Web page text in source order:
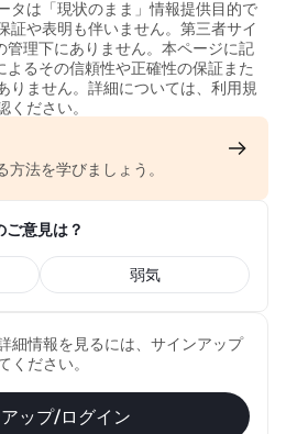
タは「現状のまま」情報提供目的で
証や表明も伴いません。第三者サイ
管理下にありません。本ページに記
よるその信頼性や正確性の保証また
りません。詳細については、利用規
ださい。
法を学びましょう。
意見は？
弱気
細情報を見るには、サインアップ
ください。
ップ/ログイン